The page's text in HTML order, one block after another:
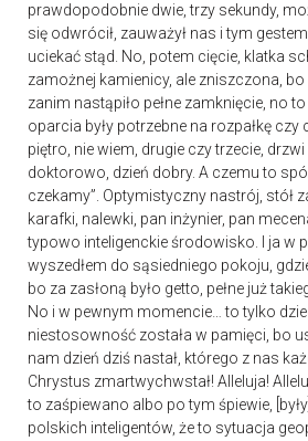
prawdopodobnie dwie, trzy sekundy,
się odwrócił, zauważył nas i tym
uciekać stąd. No, potem cięcie, klatka
zamożnej kamienicy, ale zniszczona,
zanim nastąpiło pełne zamknięcie, no
oparcia były potrzebne na rozpałkę
piętro, nie wiem, drugie czy trzecie,
doktorowo, dzień dobry. A czemu to
czekamy”. Optymistyczny nastrój, stół
karafki, nalewki, pan inżynier, pan
typowo inteligenckie środowisko. I ja w
wyszedłem do sąsiedniego pokoju,
bo za zasłoną było getto, pełne już
No i w pewnym momencie… to tylko
niestosowność została w pamięci, bo
nam dzień dziś nastał, którego z nas
Chrystus zmartwychwstał! Alleluja!
to zaśpiewano albo po tym śpiewie,
polskich inteligentów, że to sytuacja